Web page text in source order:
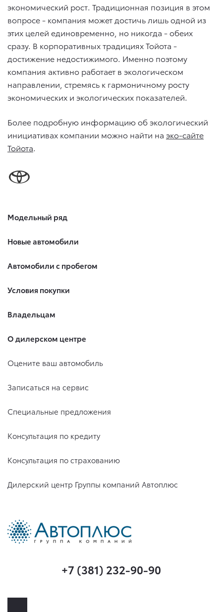
экономический рост. Традиционная позиция в этом
вопросе - компания может достичь лишь одной из
этих целей единовременно, но никогда - обеих
сразу. В корпоративных традициях Тойота -
достижение недостижимого. Именно поэтому
компания активно работает в экологическом
направлении, стремясь к гармоничному росту
экономических и экологических показателей.
Более подробную информацию об экологический
инициативах компании можно найти на эко-сайте
Тойота.
Модельный ряд
Новые автомобили
Автомобили с пробегом
Условия покупки
Владельцам
О дилерском центре
Оцените ваш автомобиль
Записаться на сервис
Специальные предложения
Консультация по кредиту
Консультация по страхованию
Дилерский центр Группы компаний Автоплюс
+7 (381) 232-90-90